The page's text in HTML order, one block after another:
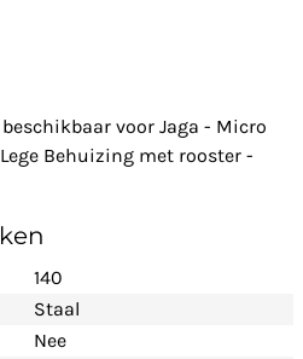
voor Jaga - Micro
Behuizing met rooster -
140
Staal
Nee